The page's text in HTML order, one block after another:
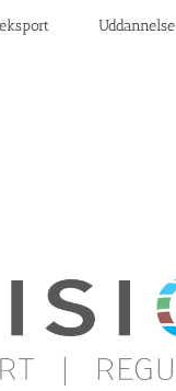
Uddannelse